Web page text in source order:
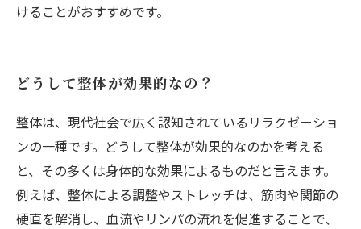
けることがおすすめです。
どうして整体が効果的なの？
整体は、現代社会で広く認知されているリラクゼーショ
ンの一種です。どうして整体が効果的なのかを考える
と、その多くは身体的な効果によるものだと言えます。
例えば、整体による調整やストレッチは、筋肉や関節の
硬直を解消し、血流やリンパの流れを促進することで、